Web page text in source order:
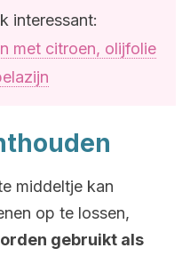
interessant:
met citroen, olijfolie
middeltje kan
op te lossen,
gebruikt als